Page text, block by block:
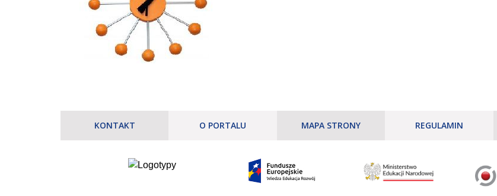
KONTAKT O PORTALU MAPA STRONY REGULAMIN